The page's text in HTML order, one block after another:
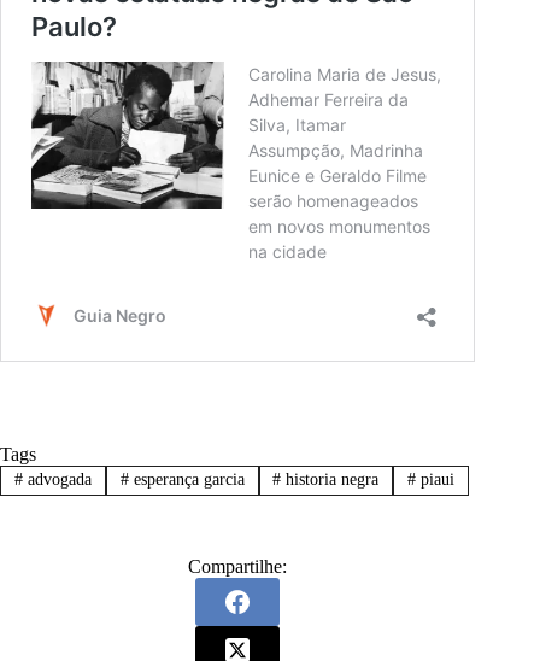
Tags
#advogada #esperança garcia # historia negra # piaui
Compartilhe: